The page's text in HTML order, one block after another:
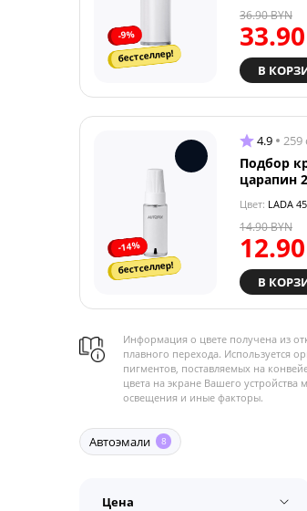
-9%
бестселлер!
33.90
36.90BYN
В
-14%
бестселлер!
4.9 259
Подбор
царапин
Цвет: LADA
12.90
14.90BYN
В
Информация о цвете получена из
плавного перехода. Используется
пигментов, поставляемых на
цвета на экране Вашего устройства
освещения и иные факторы.
Автоэмали 8
Цена